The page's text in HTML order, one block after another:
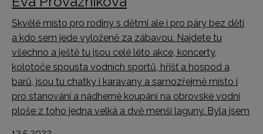
Skvělé místo pro rodiny s dětmi ale i pro páry bez dětí
a kdo sem jede vyloženě za zábavou. Najdete tu
všechno a ještě tu jsou celé léto akce, koncerty,
kolotoče spousta vodních sportů, hřišť a hospod a
barů, jsou tu chatky i karavany a samozřejmě místo i
pro stanování a nádherné koupání na obrovské vodní
ploše z toho jedna velká a dvě menší laguny. Byla jsem